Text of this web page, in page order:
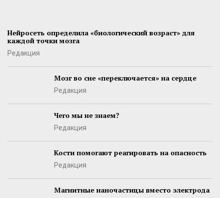
Нейросеть определила «биологический возраст» для
каждой точки мозга
Редакция
Мозг во сне «переключается» на сердце
Редакция
Чего мы не знаем?
Редакция
Кости помогают реагировать на опасность
Редакция
Магнитные наночастицы вместо электрода